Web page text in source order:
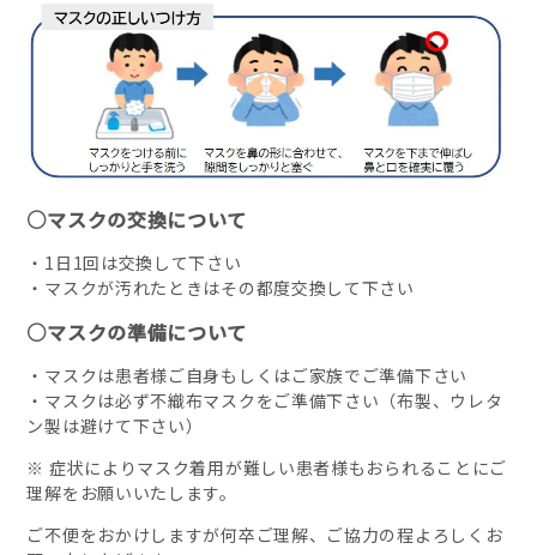
○マスクの交換について
・1日1回は交換して下さい
・マスクが汚れたときはその都度交換して下さい
○マスクの準備について
・マスクは患者様ご自身もしくはご家族でご準備下さい
・マスクは必ず不織布マスクをご準備下さい（布製、ウレタ
ン製は避けて下さい）
※ 症状によりマスク着用が難しい患者様もおられることにご
理解をお願いいたします。
ご不便をおかけしますが何卒ご理解、ご協力の程よろしくお